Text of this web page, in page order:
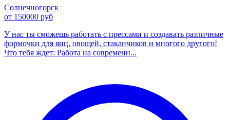
Солнечногорск
от 150000 руб
У нас ты сможешь работать с прессами и создавать различные
формочки для яиц, овощей, стаканчиков и многого другого!
Что тебя ждет: Работа на современн...